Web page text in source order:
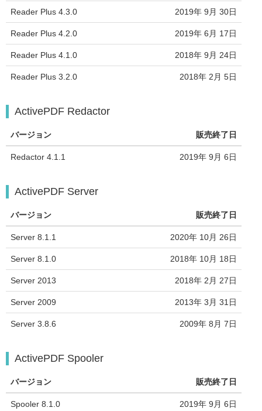
Reader Plus 4.3.0 2019年 9月 30日
Reader Plus 4.2.0 2019年 6月 17日
Reader Plus 4.1.0 2018年 9月 24日
Reader Plus 3.2.0 2018年 2月 5日
ActivePDF Redactor
バージョン 販売終了日
Redactor 4.1.1 2019年 9月 6日
ActivePDF Server
バージョン 販売終了日
Server 8.1.1 2020年 10月 26日
Server 8.1.0 2018年 10月 18日
Server 2013 2018年 2月 27日
Server 2009 2013年 3月 31日
Server 3.8.6 2009年 8月 7日
ActivePDF Spooler
バージョン 販売終了日
Spooler 8.1.0 2019年 9月 6日